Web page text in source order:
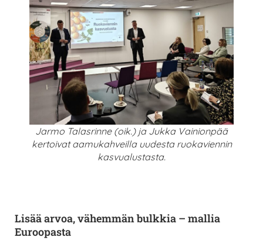
Jarmo Talasrinne (oik.) ja Jukka Vainionpää
kertoivat aamukahveilla uudesta ruokaviennin
kasvualustasta.
Lisää arvoa, vähemmän bulkkia – mallia
Euroopasta